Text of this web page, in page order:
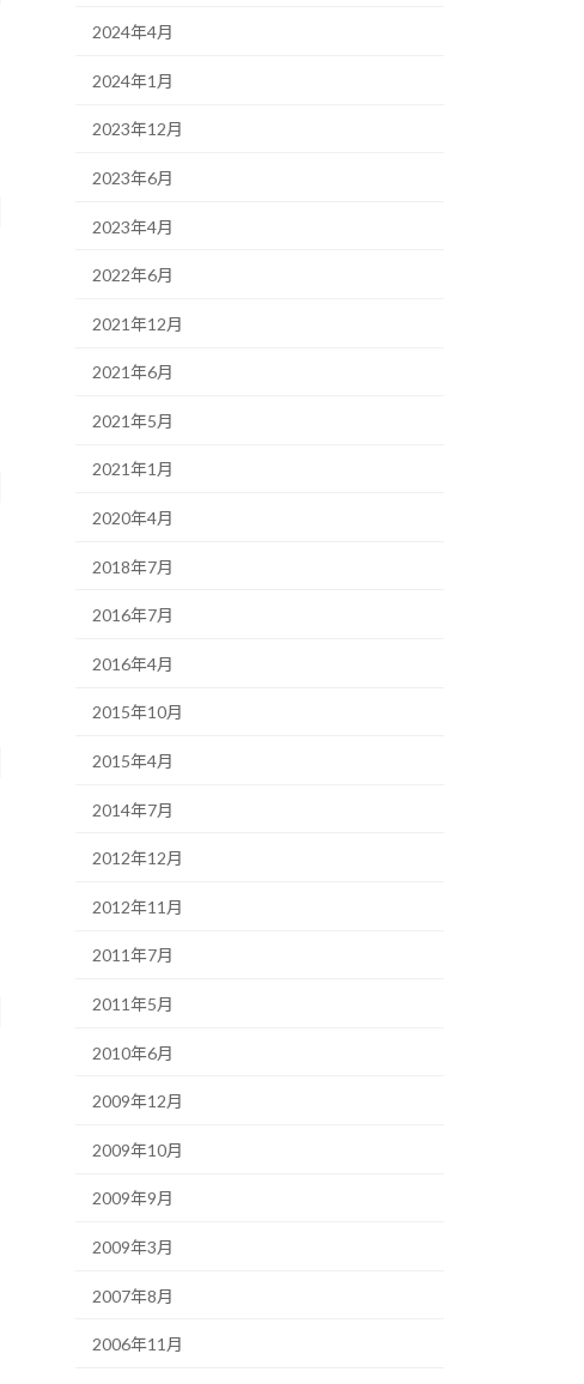
2024年4月
2024年1月
2023年12月
2023年6月
2023年4月
2022年6月
2021年12月
2021年6月
2021年5月
2021年1月
2020年4月
2018年7月
2016年7月
2016年4月
2015年10月
2015年4月
2014年7月
2012年12月
2012年11月
2011年7月
2011年5月
2010年6月
2009年12月
2009年10月
2009年9月
2009年3月
2007年8月
2006年11月